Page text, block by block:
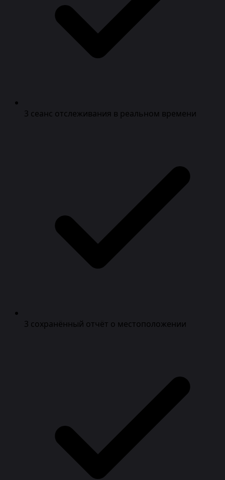
3 сеанс отслеживания в реальном времени
3 сохранённый отчёт о местоположении